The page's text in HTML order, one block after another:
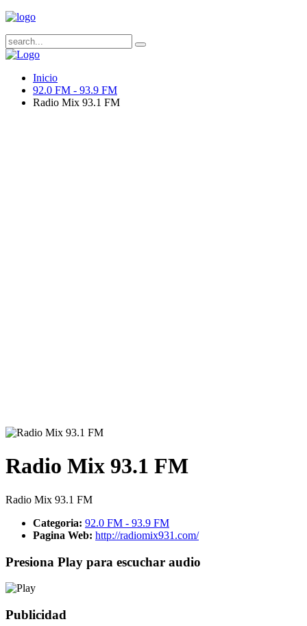
Inicio
92.0 FM - 93.9 FM
Radio Mix 93.1 FM
Radio Mix 93.1 FM
Radio Mix 93.1 FM
Categoria: 92.0 FM - 93.9 FM
Pagina Web: http://radiomix931.com/
Presiona Play para escuchar audio
Publicidad